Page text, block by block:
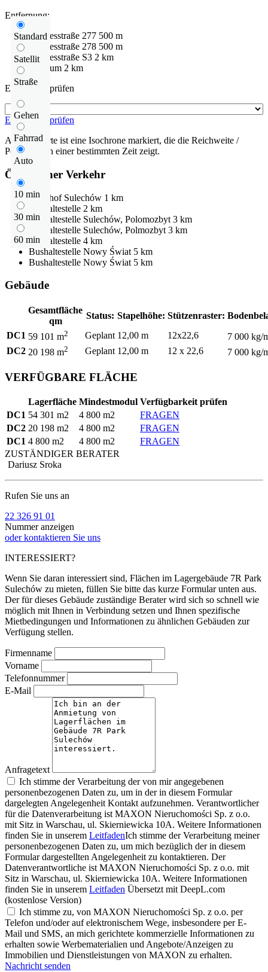
Standard
Satellit
Straße
Gehen
Fahrrad
Auto
10 min
30 min
60 min
Entfernung:
Bundesstraße 277 500 m
Bundesstraße 278 500 m
Bundesstraße S3 2 km
Centrum 2 km
Entfernung prüfen
Entfernung prüfen
Auf der Karte ist eine Isochrone markiert, die die Reichweite /
Pendelzeit in einer bestimmten Zeit zeigt.
Öffentlicher Verkehr
Bahnhof Sulechów 1 km
Bushaltestelle 2 km
Bushaltestelle Sulechów, Polomozbyt 3 km
Bushaltestelle Sulechów, Polmozbyt 3 km
Bushaltestelle 4 km
Bushaltestelle Nowy Świat 5 km
Bushaltestelle Nowy Świat 5 km
Gebäude
Gesamtfläche
qm
Status: Stapelhöhe: Stützenraster:
DC1 59 101 m2 Geplant 12,00 m 12x22,6
7 000 kg/
DC2 20 198 m2 Geplant 12,00 m 12 x 22,6 7 000 kg/
VERFÜGBARE FLÄCHE
Lagerfläche Mindestmodul Verfügbarkeit prüfen
DC1 54 301 m2 4 800 m2
FRAGEN
DC2 20 198 m2 4 800 m2
FRAGEN
DC1 4 800 m2 4 800 m2
FRAGEN
ZUSTÄNDIGER BERATER
Dariusz Sroka
Rufen Sie uns an
22 326 91 01
Nummer anzeigen
oder kontaktieren Sie uns
INTERESSIERT?
Wenn Sie daran interessiert sind, Flächen im Lagergebäude 7R Park
Sulechów zu mieten, füllen Sie bitte das kurze Formular unten aus.
Der für dieses Gebäude zuständige Berater wird sich so schnell wie
möglich mit Ihnen in Verbindung setzen und Ihnen spezifische
Mietbedingungen und Informationen zu ähnlichen Gebäuden zur
Verfügung stellen.
Firmenname
Vorname
Telefonnummer
E-Mail
Anfragetext
Ich stimme der Verarbeitung der von mir angegebenen
personenbezogenen Daten zu, um in der in diesem Formular
dargelegten Angelegenheit Kontakt aufzunehmen. Verantwortlicher
für die Datenverarbeitung ist MAXON Nieruchomości Sp. z o.o.
mit Sitz in Warschau, ul. Skierniewicka 10A. Weitere Informationen
finden Sie in unserem LeitfadenIch stimme der Verarbeitung meiner
personenbezogenen Daten zu, um mich bezüglich der in diesem
Formular dargestellten Angelegenheit zu kontaktieren. Der
Datenverantwortliche ist MAXON Nieruchomości Sp. z o.o. mit
Sitz in Warschau, ul. Skierniewicka 10A. Weitere Informationen
finden Sie in unserem Leitfaden Übersetzt mit DeepL.com
(kostenlose Version)
Ich stimme zu, von MAXON Nieruchomości Sp. z o.o. per
Telefon und/oder auf elektronischem Wege, insbesondere per E-
Mail und SMS, an mich gerichtete kommerzielle Informationen zu
erhalten sowie Werbematerialien und Angebote/Anzeigen zu
Immobilien und Dienstleistungen von MAXON zu erhalten.
Nachricht senden